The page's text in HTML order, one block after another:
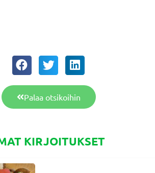
Palaa otsikoihin
KIRJOITUKSET